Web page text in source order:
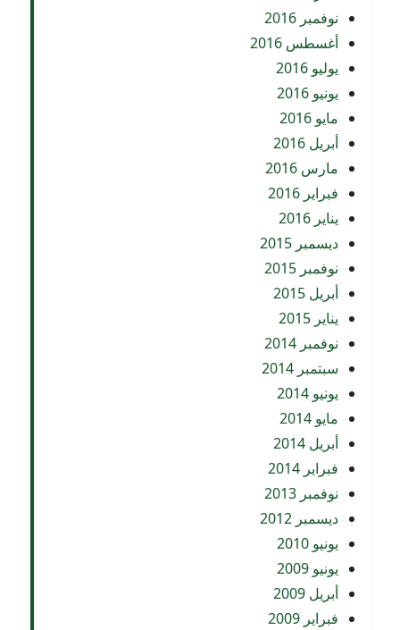
نوفمبر 2016
أغسطس 2016
يوليو 2016
يونيو 2016
مايو 2016
أبريل 2016
مارس 2016
فبراير 2016
يناير 2016
ديسمبر 2015
نوفمبر 2015
أبريل 2015
يناير 2015
نوفمبر 2014
سبتمبر 2014
يونيو 2014
مايو 2014
أبريل 2014
فبراير 2014
نوفمبر 2013
ديسمبر 2012
يونيو 2010
يونيو 2009
أبريل 2009
فبراير 2009